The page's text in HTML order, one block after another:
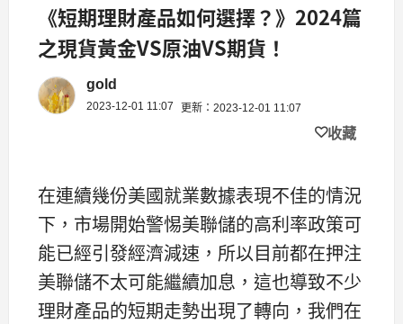
《短期理財產品如何選擇？》2024篇
之現貨黃金VS原油VS期貨！
gold
2023-12-01 11:07 更新：2023-12-01 11:07
收藏
在連續幾份美國就業數據表現不佳的情況
下，市場開始警惕美聯儲的高利率政策可
能已經引發經濟減速，所以目前都在押注
美聯儲不太可能繼續加息，這也導致不少
理財產品的短期走勢出現了轉向，我們在